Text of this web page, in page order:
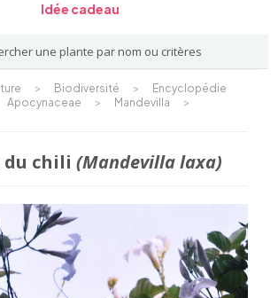
Idée cadeau
une plante par nom ou critères
> Biodiversité >
Encyclopédie
Apocynaceae > Mandevilla
>
du chili (Mandevilla laxa)